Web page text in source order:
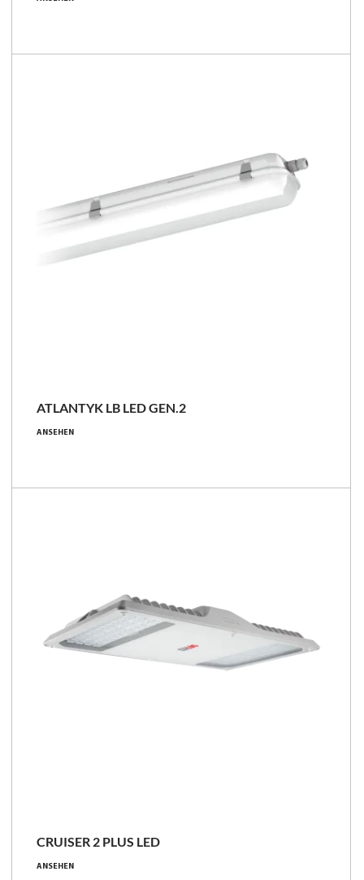
ATLANTYK LB LED GEN.2
ANSEHEN
CRUISER 2 PLUS LED
ANSEHEN